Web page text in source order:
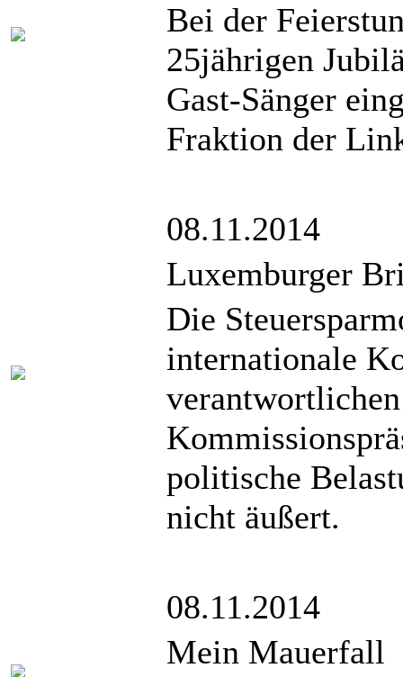
Bei der
25jährigen
Gast-Sänger
Fraktion der
08.11.2014
Luxemburger
Die
internationale
politische
nicht äußert.
08.11.2014
Mein Mauerfall